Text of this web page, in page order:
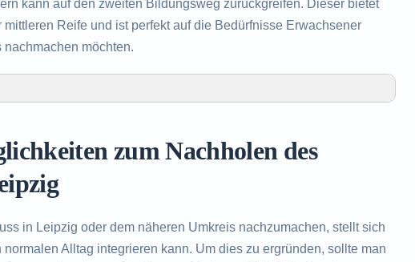
kann auf den zweiten Bildungsweg zurückgreifen. Dieser bietet
Reife und ist perfekt auf die Bedürfnisse Erwachsener
möchten.
des Realschulabschlusses
zum Nachholen des
in Leipzig oder dem näheren Umkreis nachzumachen, stellt sich
Alltag integrieren kann. Um dies zu ergründen, sollte man